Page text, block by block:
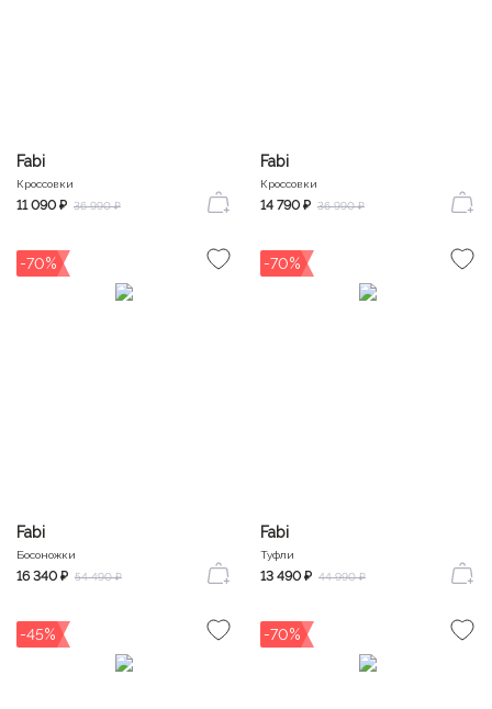
Fabi
Кроссовки
11 090 ₽ 36 990 ₽
Fabi
Кроссовки
14 790 ₽ 36 990 ₽
-70%
Fabi
Босоножки
16 340 ₽ 54 490 ₽
-70%
Fabi
Туфли
13 490 ₽ 44 990 ₽
-45% -70%